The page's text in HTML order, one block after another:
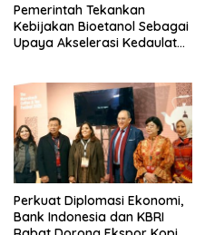
Pemerintah Tekankan
Kebijakan Bioetanol Sebagai
Upaya Akselerasi Kedaulatan
Perkuat Diplomasi Ekonomi,
Bank Indonesia dan KBRI